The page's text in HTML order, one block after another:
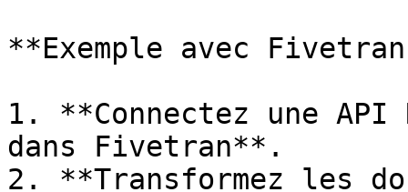
**Exemple avec
1. **Connectez une API
dans Fivetran**.
2. **Transformez les